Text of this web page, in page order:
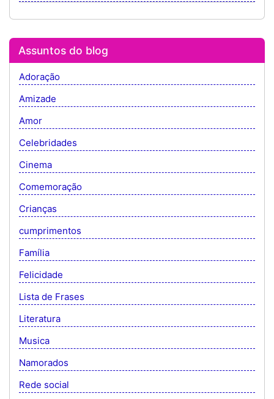
Assuntos do blog
Adoração
Amizade
Amor
Celebridades
Cinema
Comemoração
Crianças
cumprimentos
Família
Felicidade
Lista de Frases
Literatura
Musica
Namorados
Rede social